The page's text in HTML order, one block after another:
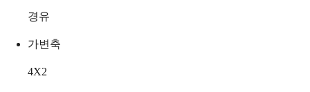
경유
가변축
4X2